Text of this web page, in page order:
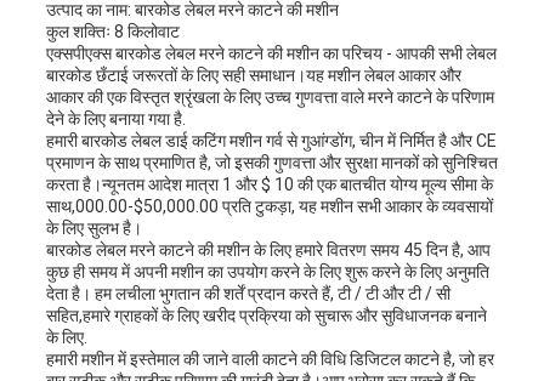
उत्पाद का नाम: बारकोड लेबल मरने काटने की मशीन
कुल शक्तिः 8 किलोवाट
एक्सपीएक्स बारकोड लेबल मरने काटने की मशीन का परिचय - आपकी सभी लेबल
बारकोड छँटाई जरूरतों के लिए सही समाधान।यह मशीन लेबल आकार और
आकार की एक विस्तृत श्रृंखला के लिए उच्च गुणवत्ता वाले मरने काटने के परिणाम
देने के लिए बनाया गया है.
हमारी बारकोड लेबल डाई कटिंग मशीन गर्व से गुआंग्डोंग, चीन में निर्मित है और CE
प्रमाणन के साथ प्रमाणित है, जो इसकी गुणवत्ता और सुरक्षा मानकों को सुनिश्चित
करता है।न्यूनतम आदेश मात्रा 1 और $ 10 की एक बातचीत योग्य मूल्य सीमा के
साथ,000.00-$50,000.00 प्रति टुकड़ा, यह मशीन सभी आकार के व्यवसायों
के लिए सुलभ है।
बारकोड लेबल मरने काटने की मशीन के लिए हमारे वितरण समय 45 दिन है, आप
कुछ ही समय में अपनी मशीन का उपयोग करने के लिए शुरू करने के लिए अनुमति
देता है। हम लचीला भुगतान की शर्तें प्रदान करते हैं, टी / टी और टी / सी
सहित,हमारे ग्राहकों के लिए खरीद प्रक्रिया को सुचारू और सुविधाजनक बनाने
के लिए.
हमारी मशीन में इस्तेमाल की जाने वाली काटने की विधि डिजिटल काटने है, जो हर